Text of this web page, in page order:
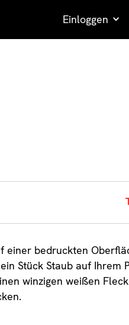
Einloggen
einer bedruckten
Stück Staub auf Ihrem
winzigen weißen